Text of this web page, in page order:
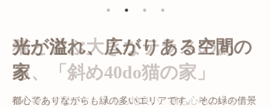
猫と暮らす家です。 人も心地良い、猫も心地よいをテー
光が溢れ、広がりある空間の
家
都心でありながらも緑の多いエリアです。 その緑の借景
自然の中の岩山を切り開いて造った、ワイルドなゲスト
かつての機織り工場が、その趣を残しつつ孫世帯の住居